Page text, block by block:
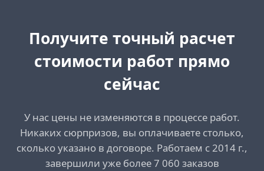
Получите точный расчет
стоимости работ прямо
сейчас
У нас цены не изменяются в процессе работ.
Никаких сюрпризов, вы оплачиваете столько,
сколько указано в договоре. Работаем с 2014 г.,
завершили уже более 7 060 заказов